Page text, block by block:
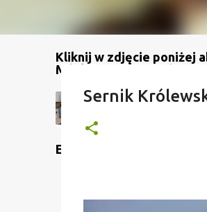
Kliknij w zdjęcie poniżej
Mój kanał na YouTube
Etykiety
Sernik